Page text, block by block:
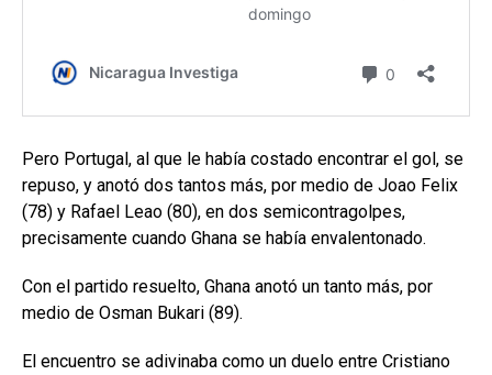
Pero Portugal, al que le había costado encontrar el gol, se
repuso, y anotó dos tantos más, por medio de Joao Felix
(78) y Rafael Leao (80), en dos semicontragolpes,
precisamente cuando Ghana se había envalentonado.
Con el partido resuelto, Ghana anotó un tanto más, por
medio de Osman Bukari (89).
El encuentro se adivinaba como un duelo entre Cristiano